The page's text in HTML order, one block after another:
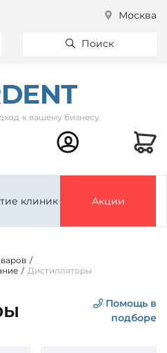
Москва
Поиск
к вашему бизнесу
клиник Акции
/
/ Дистилляторы
Помощь в
подборе